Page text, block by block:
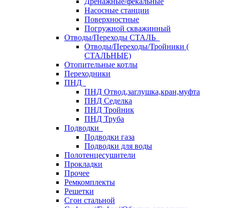
Насосные станции
Поверхностные
Погружной скважинный
Отводы/Переходы СТАЛЬ
Отводы/Переходы/Тройники (
СТАЛЬНЫЕ)
Отопительные котлы
Переходники
ПНД
ПНД Отвод,заглушка,кран,муфта
ПНД Седелка
ПНД Тройник
ПНД Труба
Подводки
Подводки газа
Подводки для воды
Полотенцесушители
Прокладки
Прочее
Ремкомплекты
Решетки
Сгон стальной